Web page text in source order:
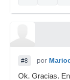
#8 por
Ok. Gracias.